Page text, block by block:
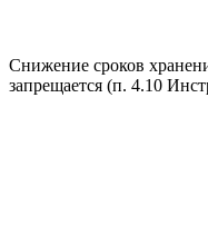
Снижение сроков
запрещается (п. 4.10